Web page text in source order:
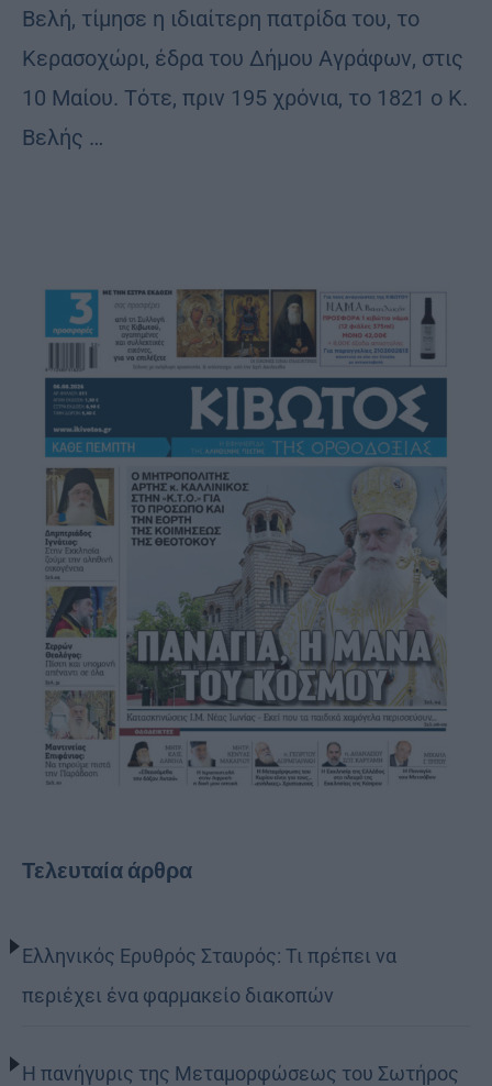
Βελή, τίμησε η ιδιαίτερη πατρίδα του, το
Κερασοχώρι, έδρα του Δήμου Αγράφων, στις
10 Μαίου. Τότε, πριν 195 χρόνια, το 1821 ο Κ.
Βελής …
Τελευταία άρθρα
Ελληνικός Ερυθρός Σταυρός: Τι πρέπει να
περιέχει ένα φαρμακείο διακοπών
Η πανήγυρις της Μεταμορφώσεως του Σωτήρος